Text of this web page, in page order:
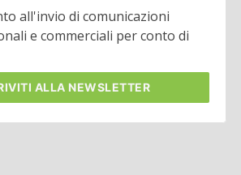
all'invio di comunicazioni
e commerciali per conto di
ALLA NEWSLETTER